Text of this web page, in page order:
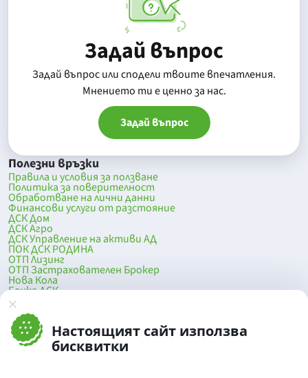
Настоящият сайт използва
бисквитки
Задай въпрос
Задай въпрос или сподели твоите впечатления.
Mнението ти е ценно за нас.
Задай въпрос
Полезни връзки
Правила и условия за ползване
Политика за поверителност
Обработване на лични данни
Финансови услуги от разстояние
ДСК Дом
ДСК Агро
ДСК Управление на активи АД
ПОК ДСК РОДИНА
ОТП Лизинг
ОТП Застрахователен Брокер
Нова Кола
Банка ДСК
DSK Mobile
Оферти за продажба от Банка ДСК
Клонова мрежа и банкомати
До началото на страницата